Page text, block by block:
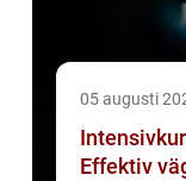
05 augusti
Effektiv